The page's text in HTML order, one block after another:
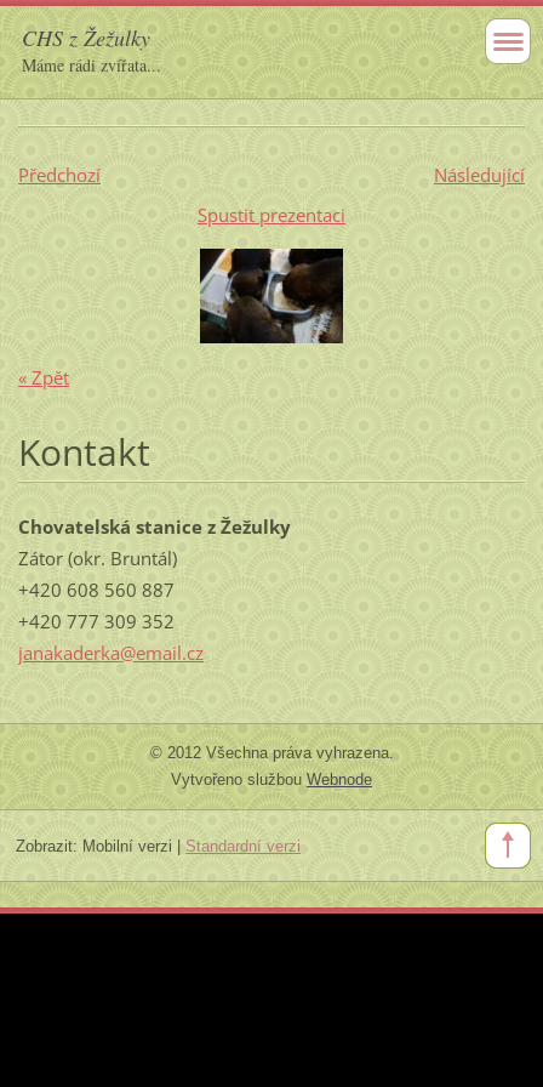
CHS z Žežulky
Máme rádi zvířata...
Předchozí
Následující
Spustit prezentaci
« Zpět
Kontakt
Chovatelská stanice z Žežulky
Zátor (okr. Bruntál)
+420 608 560 887
+420 777 309 352
janakaderka@email.cz
© 2012 Všechna práva vyhrazena.
Vytvořeno službou Webnode
Zobrazit: Mobilní verzi Standardní verzi